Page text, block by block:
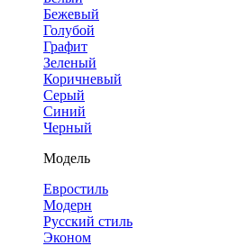
Бежевый
Голубой
Графит
Зеленый
Коричневый
Серый
Синий
Черный
Модель
Евростиль
Модерн
Русский стиль
Эконом